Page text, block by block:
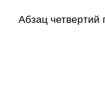
Абзац четвертий